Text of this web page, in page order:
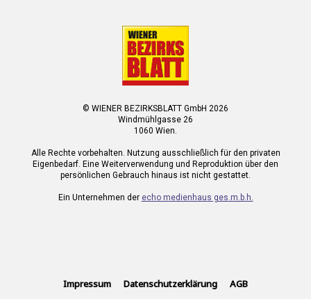
© WIENER BEZIRKSBLATT GmbH 2026
Windmühlgasse 26
1060 Wien.
Alle Rechte vorbehalten. Nutzung ausschließlich für den privaten
Eigenbedarf. Eine Weiterverwendung und Reproduktion über den
persönlichen Gebrauch hinaus ist nicht gestattet.
Ein Unternehmen der echo medienhaus ges.m.b.h.
Impressum Datenschutzerklärung AGB